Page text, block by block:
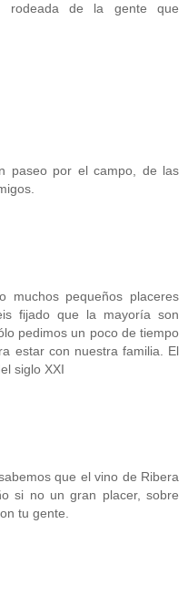
rodeada de la gente que
paseo por el campo, de las
muchos pequeños placeres
fijado que la mayoría son
pedimos un poco de tiempo
estar con nuestra familia. El
siglo XXI
que el vino de Ribera
si no un gran placer, sobre
tu gente.